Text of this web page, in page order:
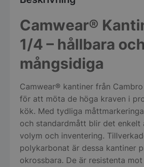
Camwear®
1/4 – hållbara och
mångsidiga
Camwear® kantiner från
för att möta de höga kraven i
kök. Med tydliga
och standardmått blir det enkelt
volym och inventering.
polykarbonat är dessa kantiner
okrossbara. De är resistenta